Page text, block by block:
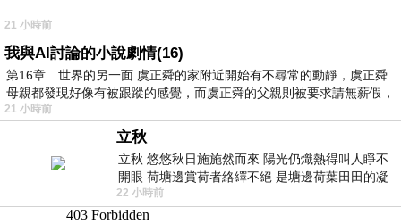
21 小時前
我與AI討論的小說劇情(16)
第16章 世界的另一面 虞正舜的家附近開始有不尋常的動靜，虞正舜
母親都發現好像有被跟蹤的感覺，而虞正舜的父親則被要求請無薪假，
21 小時前
立秋
立秋 悠悠秋日施施然而來 陽光仍熾熱得叫人睜不
開眼 荷塘邊賞荷者絡繹不絕 是塘邊荷葉田田的凝
望 風中飄逸的是映日荷花別樣紅
22 小時前